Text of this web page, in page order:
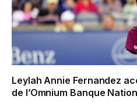
Leylah Annie Fernandez
de l’Omnium Banque